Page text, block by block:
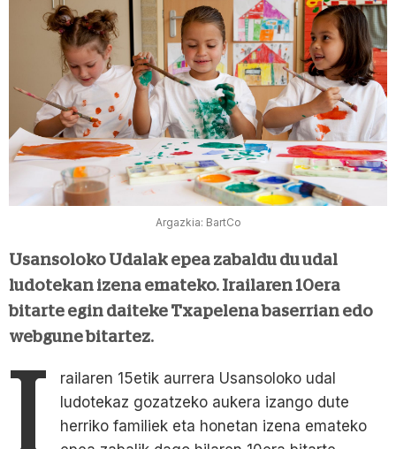
Argazkia: BartCo
Usansoloko Udalak epea zabaldu du udal
ludotekan izena emateko. Irailaren 10era
bitarte egin daiteke Txapelena baserrian edo
webgune bitartez.
I
railaren 15etik aurrera Usansoloko udal
ludotekaz gozatzeko aukera izango dute
herriko familiek eta honetan izena emateko